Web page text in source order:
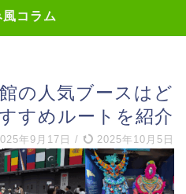
コラム
の人気ブースはど
すめルートを紹介
年9月17日 / 2025年10月5日